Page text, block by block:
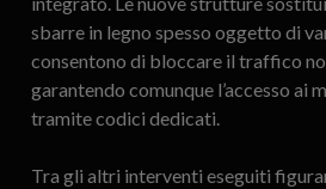
sbarre in legno spesso oggetto di
consentono di bloccare il traffico
garantendo comunque l’accesso ai
tramite codici dedicati.
Tra gli altri interventi eseguiti